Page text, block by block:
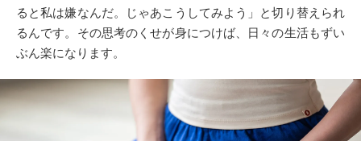
ると私は嫌なんだ。じゃあこうしてみよう」と切り替えられ
るんです。その思考のくせが身につけば、日々の生活もずい
ぶん楽になります。